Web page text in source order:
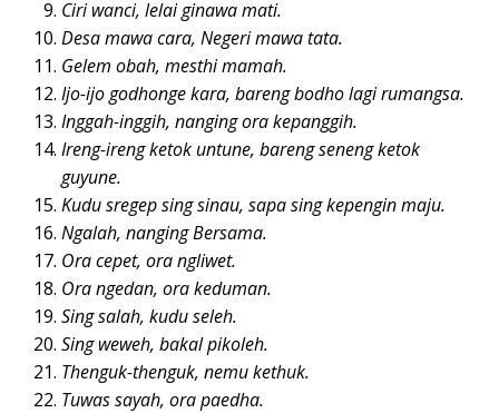
Ciri wanci, lelai ginawa mati.
Desa mawa cara, Negeri mawa tata.
Gelem obah, mesthi mamah.
Ijo-ijo godhonge kara, bareng bodho lagi rumangsa.
Inggah-inggih, nanging ora kepanggih.
Ireng-ireng ketok untune, bareng seneng ketok
guyune.
Kudu sregep sing sinau, sapa sing kepengin maju.
Ngalah, nanging Bersama.
Ora cepet, ora ngliwet.
Ora ngedan, ora keduman.
Sing salah, kudu seleh.
Sing weweh, bakal pikoleh.
Thenguk-thenguk, nemu kethuk.
Tuwas sayah, ora paedha.